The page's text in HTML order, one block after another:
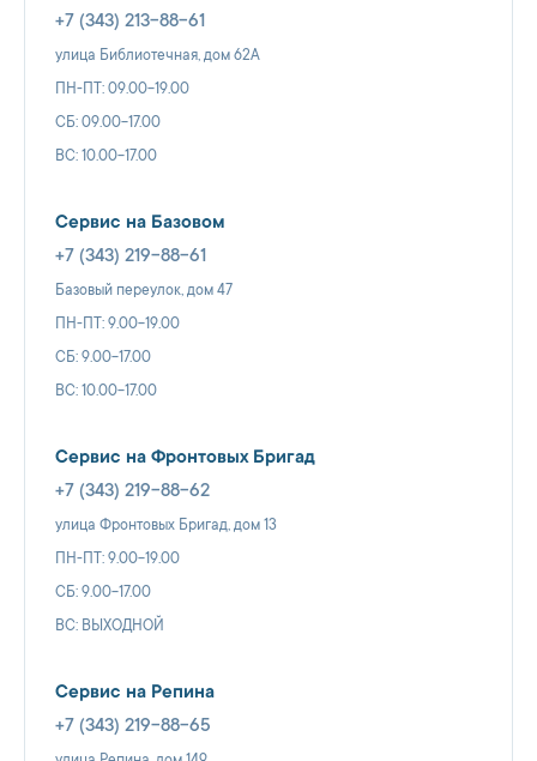
+7 (343) 213-88-61
улица Библиотечная, дом 62А
ПН-ПТ: 09.00-19.00
СБ: 09.00-17.00
ВС: 10.00-17.00
Сервис на Базовом
+7 (343) 219-88-61
Базовый переулок, дом 47
ПН-ПТ: 9.00-19.00
СБ: 9.00-17.00
ВС: 10.00-17.00
Сервис на Фронтовых Бригад
+7 (343) 219-88-62
улица Фронтовых Бригад, дом 13
ПН-ПТ: 9.00-19.00
СБ: 9.00-17.00
ВС: ВЫХОДНОЙ
Сервис на Репина
+7 (343) 219-88-65